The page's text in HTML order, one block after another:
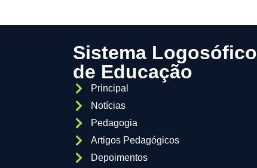
Sistema Logosófico
de Educação
Principal
Notícias
Pedagogia
Artigos Pedagógicos
Depoimentos